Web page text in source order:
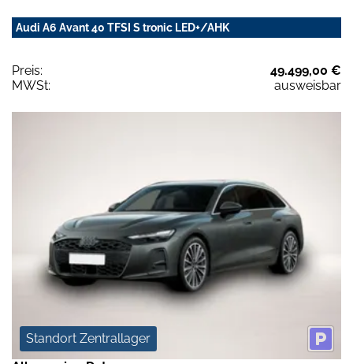
Audi A6 Avant 40 TFSI S tronic LED+/AHK
Preis:
49.499,00 €
MWSt:
ausweisbar
Standort Zentrallager